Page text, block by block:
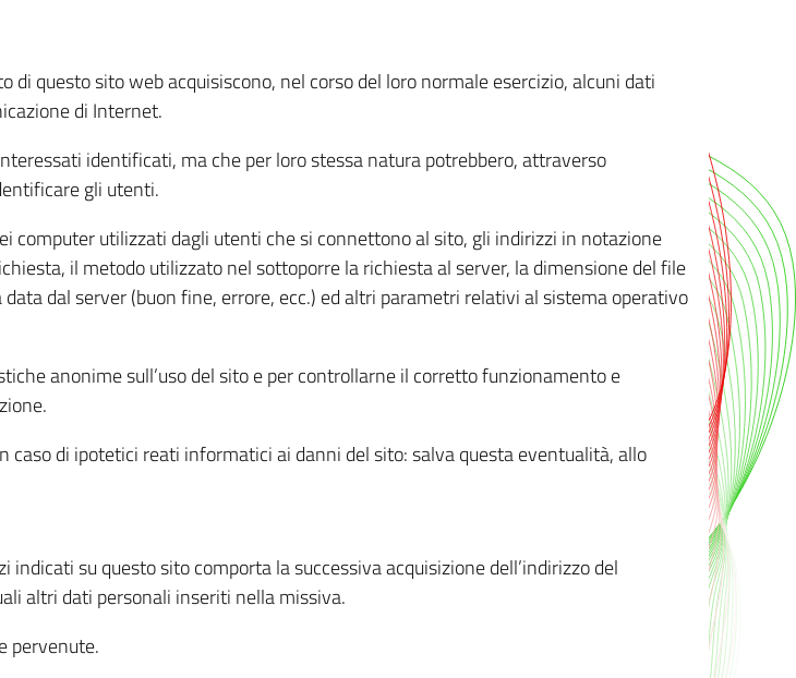
questo sito web acquisiscono, nel corso del loro normale esercizio, alcuni dati
di Internet.
identificati, ma che per loro stessa natura potrebbero, attraverso
gli utenti.
computer utilizzati dagli utenti che si connettono al sito, gli indirizzi in notazione
il metodo utilizzato nel sottoporre la richiesta al server, la dimensione del file
dal server (buon fine, errore, ecc.) ed altri parametri relativi al sistema operativo
anonime sull’uso del sito e per controllarne il corretto funzionamento e
di ipotetici reati informatici ai danni del sito: salva questa eventualità, allo
su questo sito comporta la successiva acquisizione dell’indirizzo del
altri dati personali inseriti nella missiva.
pervenute.